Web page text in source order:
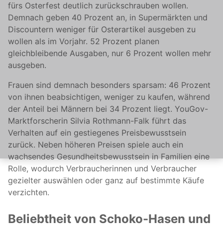
fürs Osterfest deutlich zurückschrauben wollen.
Demnach geben 40 Prozent an, in Supermärkten und
Discountern weniger für Osterartikel ausgeben zu
wollen als im Vorjahr. 52 Prozent planen
gleichbleibende Ausgaben, nur 6 Prozent wollen mehr
ausgeben.
Frauen sind demnach besonders sparsam: 46 Prozent
von ihnen beabsichtigen, weniger zu kaufen, während
der Anteil bei Männern bei 34 Prozent liegt. YouGov-
Marktforscherin Silvia Rothmann-Falk führt das
Verhalten auf ein gestiegenes Preisbewusstsein
zurück. Neben höheren Preisen spiele auch ein
wachsendes Gesundheitsbewusstsein in Familien eine
Rolle, wodurch Verbraucherinnen und Verbraucher
gezielter auswählen oder ganz auf bestimmte Käufe
verzichten.
Beliebtheit von Schoko-Hasen und